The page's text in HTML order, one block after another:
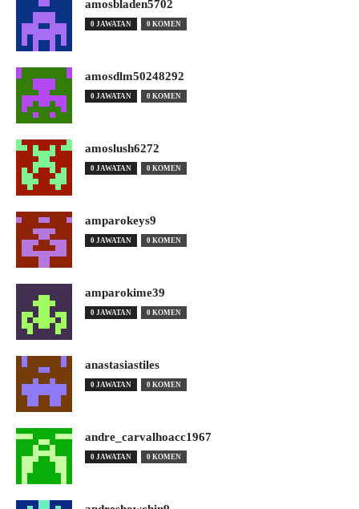
amosbladen5702
0 JAWATAN 0 KOMEN
amosdlm50248292
0 JAWATAN 0 KOMEN
amoslush6272
0 JAWATAN 0 KOMEN
amparokeys9
0 JAWATAN 0 KOMEN
amparokime39
0 JAWATAN 0 KOMEN
anastasiastiles
0 JAWATAN 0 KOMEN
andre_carvalhoacc1967
0 JAWATAN 0 KOMEN